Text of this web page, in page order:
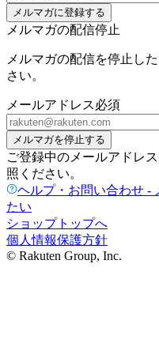
メルマガに登録する
メルマガの配信停止
メルマガの配信を停止し
さい。
メールアドレス必須
メルマガを停止する
ご登録中のメールアドレ
照ください。
ヘルプ・お問い合わせ -
たい
ショップトップへ
個人情報保護方針
© Rakuten Group, Inc.